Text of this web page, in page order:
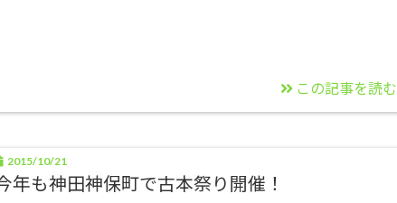
この記事を読む
2015/10/21
年も神田神保町で古本祭り開催！